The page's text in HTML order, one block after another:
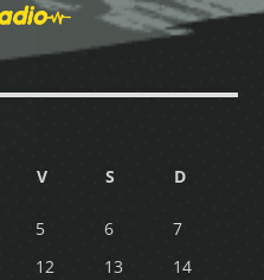
V S D
5 6
7
12 13
14